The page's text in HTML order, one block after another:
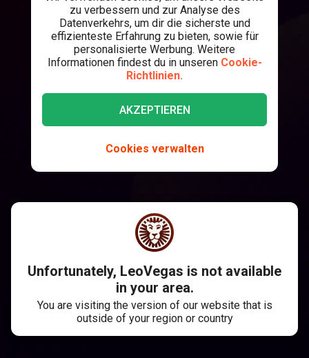
zu verbessern und zur Analyse des
Datenverkehrs, um dir die sicherste und
effizienteste Erfahrung zu bieten, sowie für
personalisierte Werbung. Weitere
Informationen findest du in unseren Cookie-
Richtlinien.
AKZEPTIEREN
Cookies verwalten
Unfortunately, LeoVegas is not available
in your area.
You are visiting the version of our website that is
outside of your region or country